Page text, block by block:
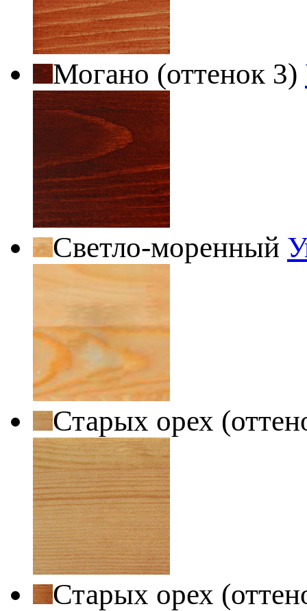
Могано (оттенок 3)
Светло-моренный
Старых орех
Старых орех